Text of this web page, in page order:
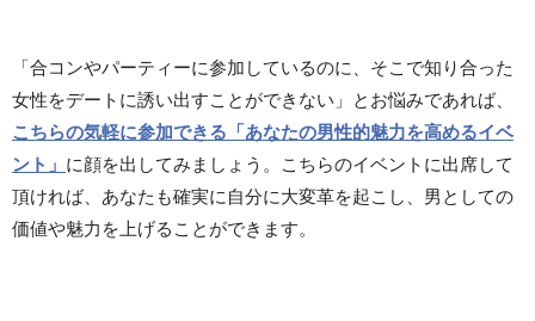
「合コンやパーティーに参加しているのに、そこで知り合った
女性をデートに誘い出すことができない」とお悩みであれば、
こちらの気軽に参加できる「あなたの男性的魅力を高めるイベ
ント」 に顔を出してみましょう。こちらのイベントに出席して
頂ければ、あなたも確実に自分に大変革を起こし、男としての
価値や魅力を上げることができます。